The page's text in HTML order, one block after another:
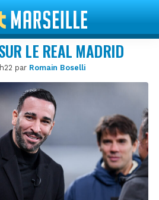
LE REAL MADRID
par Romain Boselli